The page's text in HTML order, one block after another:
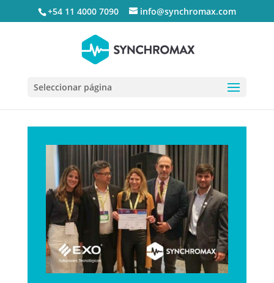
+54 11 4000 7090 info@synchromax.com
Seleccionar página